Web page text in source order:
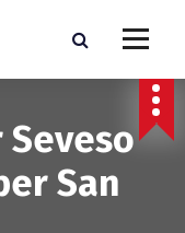
San